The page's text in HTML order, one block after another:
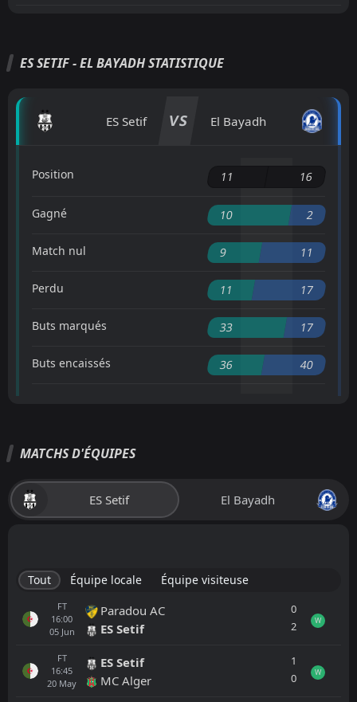
ES SETIF - EL BAYADH STATISTIQUE
ES Setif VS El Bayadh
Position 11 16
Gagné 10 2
Match nul 9 11
Perdu 11 17
Buts marqués 33 17
Buts encaissés 36 40
MATCHS D'ÉQUIPES
ES Setif El Bayadh
Tout Équipe locale Équipe visiteuse
FT
16:00
05 Jun
Paradou AC
ES Setif
0
2
W
FT
16:45
20 May
ES Setif
MC Alger
1
0
W